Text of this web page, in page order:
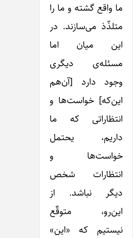
ما واقع گشته و ما را
متلذّذ می‌سازند. در
این میان اما
مسئله‌ی دیگری
وجود دارد [آن‌هم
این‌که] خواست‌ها و
انتظاراتی که ما
داریم، یحتمل
خواست‌ها و
انتظارات شخص
دیگر نباشد. از
این‌رو، متوقّع
نیستیم که «این»